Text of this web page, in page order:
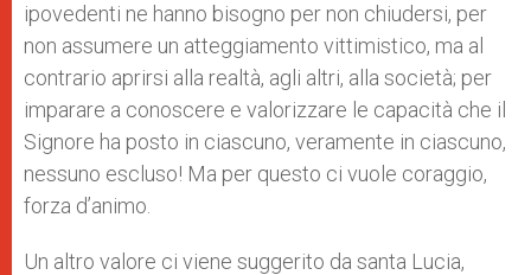
ipovedenti ne hanno bisogno per non chiudersi, per
non assumere un atteggiamento vittimistico, ma al
contrario aprirsi alla realtà, agli altri, alla società; per
imparare a conoscere e valorizzare le capacità che il
Signore ha posto in ciascuno, veramente in ciascuno,
nessuno escluso! Ma per questo ci vuole coraggio,
forza d’animo.
Un altro valore ci viene suggerito da santa Lucia,